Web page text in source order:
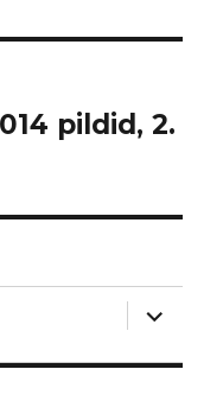
pildid, 2.
laienda